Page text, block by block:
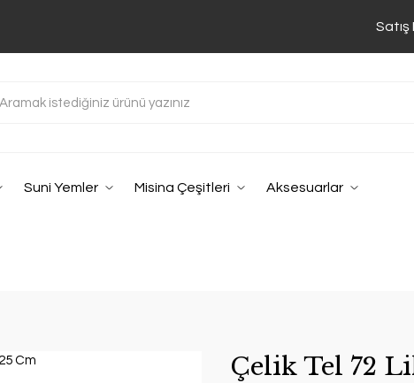
Satış
Suni Yemler Misina Çeşitleri Aksesuarlar
Çelik Tel 72